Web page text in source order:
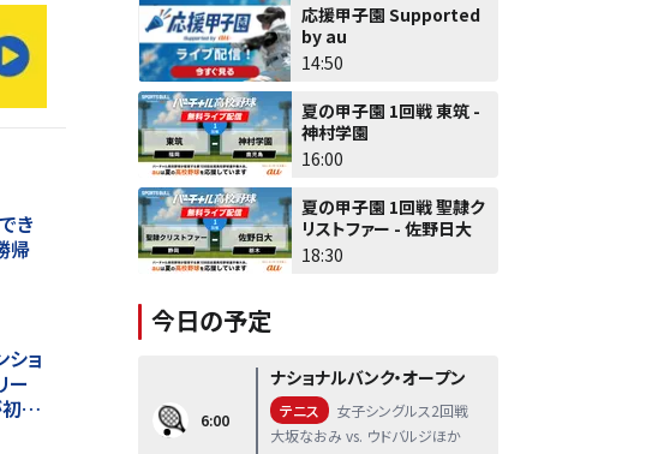
き
帰
ショ
ー
優
応援甲子園 Supported
by au
14:50
夏の甲子園 1回戦 東筑 -
神村学園
16:00
夏の甲子園 1回戦 聖隷ク
リストファー - 佐野日大
18:30
今日の予定
6:00
ナショナルバンク・オープン
テニス
女子シングルス2回戦
大坂なおみ vs. ウドバルジほか